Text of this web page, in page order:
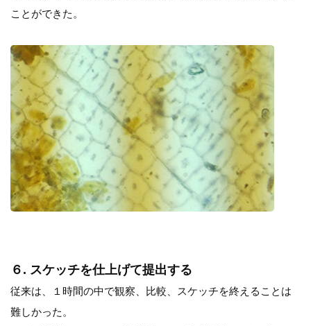
ことができた。
６. スケッチを仕上げて提出する
従来は、１時間の中で観察、比較、スケッチを終えることは
難しかった。